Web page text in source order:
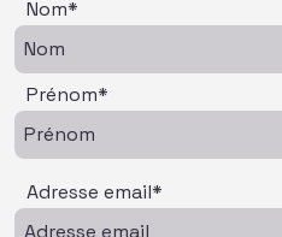
Nom*
Prénom*
Adresse email*